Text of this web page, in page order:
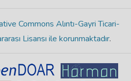
Commons Alıntı-Gayri Ticari-
Lisansı ile korunmaktadır.